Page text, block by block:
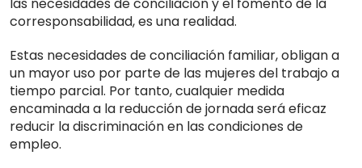
las necesidades de conciliación y el fomento de la
corresponsabilidad, es una realidad.
Estas necesidades de conciliación familiar, obligan a
un mayor uso por parte de las mujeres del trabajo a
tiempo parcial. Por tanto, cualquier medida
encaminada a la reducción de jornada será eficaz
reducir la discriminación en las condiciones de
empleo.